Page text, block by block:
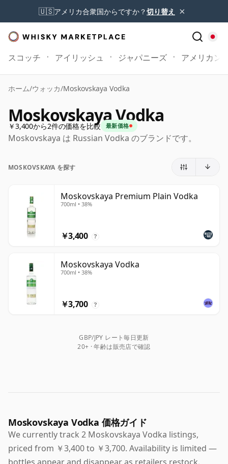
🇺🇸アメリカ合衆国からですか？切り替え ×
スコッチ アイリッシュ ジャパニーズ アメリカン
ホーム/ウォッカ/Moskovskaya Vodka
Moskovskaya Vodka
￥3,400から2件の価格を比較 最新価格
Moskovskaya は Russian Vodka のブランドです。
MOSKOVSKAYA を探す
Moskovskaya Premium Plain Vodka
700ml • 38%
￥3,400 ?
Moskovskaya Vodka
700ml • 38%
￥3,700 ?
GBP/JPY レート毎日更新
20+ · 年齢は販売店で確認
Moskovskaya Vodka 価格ガイド
We currently track 2 Moskovskaya Vodka listings,
priced from ￥3,400 to ￥3,700. Availability is limited —